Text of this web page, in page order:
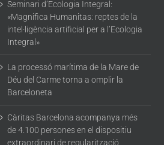
Seminari d’Ecologia Integral:
«Magnifica Humanitas: reptes de la
intel·ligència artificial per a l’Ecologia
Integral»
La processó marítima de la Mare de
Déu del Carme torna a omplir la
Barceloneta
Càritas Barcelona acompanya més
de 4.100 persones en el dispositiu
extraordinari de regularització